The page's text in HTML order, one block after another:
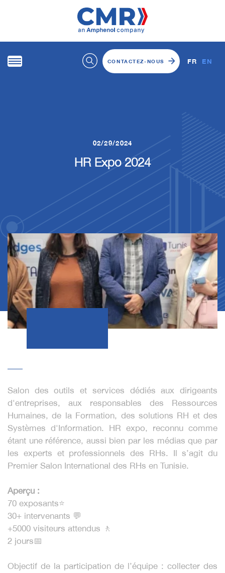
CONTACTEZ-NOUS FR EN
02/29/2024
HR Expo 2024
Salon des outils et services dédiés aux dirigeants
d'entreprises, aux responsables des Ressources
Humaines, de la Formation, des solutions RH et des
Systèmes d'Information. HR expo, reconnu comme
étant une référence, aussi bien par les médias que par
les experts et professionnels des RHs. Il s’agit du
Premier Salon International des RHs en Tunisie.
Aperçu :
70 exposants⭐
30+ intervenants 💬
+5000 visiteurs attendus 🚶
2 jours📅
Objectif de la participation de l’équipe : collecter des